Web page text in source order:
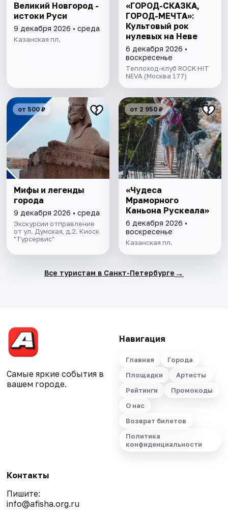
Великий Новгород -
истоки Руси
9 декабря 2026 • среда
Казанская пл.
«ГОРОД-СКАЗКА,
ГОРОД-МЕЧТА»:
Культовый рок
нулевых на Неве
6 декабря 2026 •
воскресенье
Теплоход-клуб ROCK HIT
NEVA (Москва 177)
от 500 ₽
Мифы и легенды
города
9 декабря 2026 • среда
Экскурсии отправление
от ул. Думская, д.2. Киоск
"Турсервис"
от 2 950 ₽
«Чудеса
Мраморного
Каньона Рускеала»
6 декабря 2026 •
воскресенье
Казанская пл.
Все туристам в Санкт-Петербурге →
Самые яркие события в
вашем городе.
Навигация
Главная
Города
Площадки
Артисты
Рейтинги
Промокоды
О нас
Возврат билетов
Политика
конфиденциальности
Контакты
Пишите:
info@afisha.org.ru